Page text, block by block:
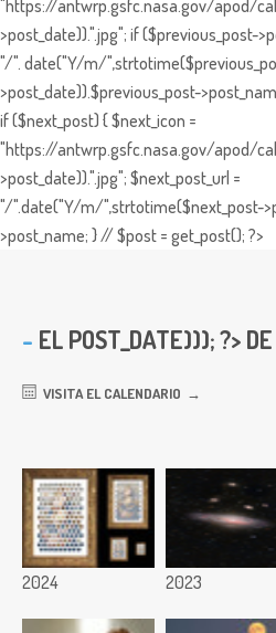
"https://antwrp.gsfc.nasa.gov/apod/
>post_date)).".jpg"; if ($previous_post-
"/". date("Y/m/
>post_date)).$previous_post-
if ($next_post) { $next_icon =
"https://antwrp.gsfc.nasa.gov/apod/
>post_date)).".jpg"; $next_post_url =
"/".date("Y/m/",strtotime($next_post-
>post_name; } // $post = get_post(); ?>
EL POST_DATE))); ?> DE
VISITA EL CALENDARIO
2024 2023